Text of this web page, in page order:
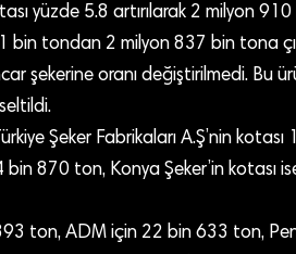
yüzde 5.8 artırılarak 2 milyon
bin tondan 2 milyon 837 bin tona
şekerine oranı değiştirilmedi. Bu
Şeker Fabrikaları A.Ş’nin kotası
bin 870 ton, Konya Şeker’in kotası
ton, ADM için 22 bin 633 ton,